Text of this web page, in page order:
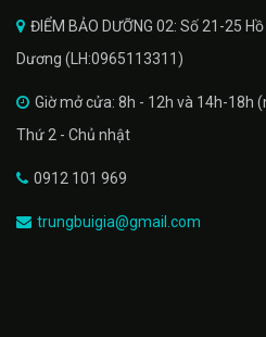
ĐIỂM BẢO DƯỠNG 02: Số 21-25
Dương (LH:0965113311)
Giờ mở cửa: 8h - 12h và 14h-18h
Thứ 2 - Chủ nhật
0912 101 969
trungbuigia@gmail.com